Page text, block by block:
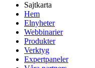
Sajtkarta
Hem
Elnyheter
Webbinarier
Produkter
Verktyg
Expertpaneler